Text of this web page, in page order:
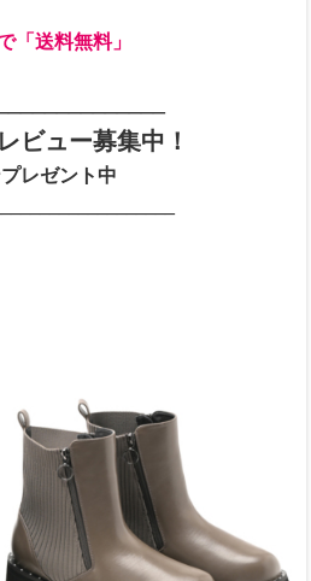
「送料無料」
ビュー募集中！
レゼント中